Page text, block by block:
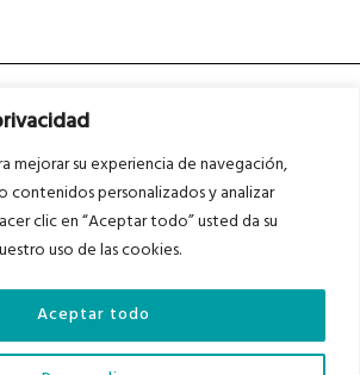
mejorar su experiencia de navegación,
contenidos personalizados y analizar
clic en “Aceptar todo” usted da su
uso de las cookies.
Aceptar todo
Auditados por